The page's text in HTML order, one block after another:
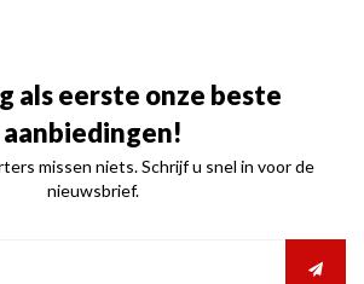
als eerste onze beste
aanbiedingen!
missen niets. Schrijf u snel in voor de
nieuwsbrief.